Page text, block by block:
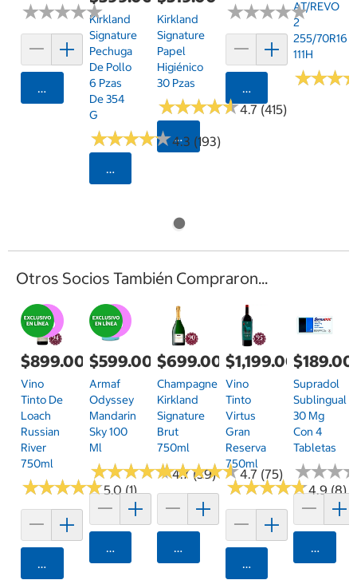
★★★★★
★★★★★
Agregar
Kirkland
Signature
Pechuga
De Pollo
6 Pzas
De 354
G
★★★★★
★★★★★4.3 (193)
Seleccionar Código Postal
Kirkland
Signature
Papel
Higiénico
30 Pzas
★★★★★
★★★★★4.7 (415)
Seleccionar Código Postal
★★★★★
★★★★★
Agregar
AT/REVO
2
255/70R16
111H
★★★
★★★
Otros Socios También Compraron...
$899.00
Vino
Tinto De
Loach
Russian
River
750ml
★★★★★
★★★★★5.0 (1)
Agregar
$599.00
Armaf
Odyssey
Mandarin
Sky 100
Ml
★★★★★
★★★★★4.7 (39)
Agregar
$699.00
Champagne
Kirkland
Signature
Brut
750ml
★★★★★
★★★★★4.7 (75)
Agregar
$1,199.00
Vino
Tinto
Virtus
Gran
Reserva
750ml
★★★★★
★★★★★4.9 (8)
Agregar
$189.00
Supradol
Sublingual
30 Mg
Con 4
Tabletas
★★★
★★★